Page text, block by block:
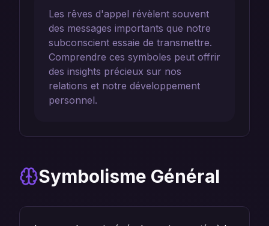
Les rêves d'appel révèlent souvent
des messages importants que notre
subconscient essaie de transmettre.
Comprendre ces symboles peut offrir
des insights précieux sur nos
relations et notre développement
personnel.
Symbolisme Général